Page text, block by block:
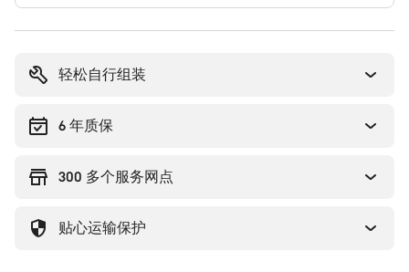
轻松自行组装
6 年质保
300 多个服务网点
贴心运输保护